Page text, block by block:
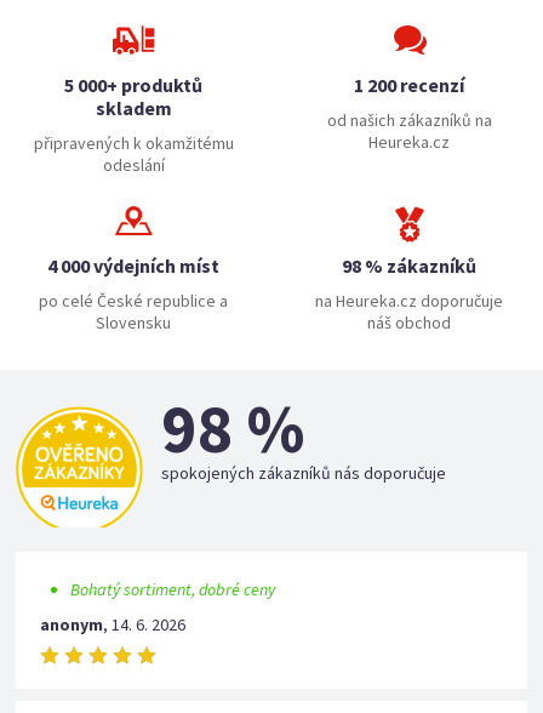
5 000+ produktů
skladem
připravených k okamžitému
odeslání
1 200 recenzí
od našich zákazníků na
Heureka.cz
4 000 výdejních míst
po celé České republice a
Slovensku
98 % zákazníků
na Heureka.cz doporučuje
náš obchod
98 %
spokojených zákazníků nás doporučuje
Bohatý sortiment, dobré ceny
anonym,14. 6. 2026